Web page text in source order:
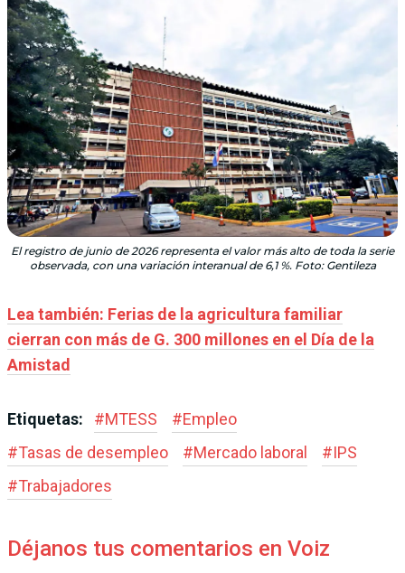
El registro de junio de 2026 representa el valor más alto de toda la serie
observada, con una variación interanual de 6,1 %. Foto: Gentileza
Lea también: Ferias de la agricultura familiar
cierran con más de G. 300 millones en el Día de la
Amistad
Etiquetas: #MTESS #Empleo
#Tasas de desempleo #Mercado laboral #IPS
#Trabajadores
Déjanos tus comentarios en Voiz